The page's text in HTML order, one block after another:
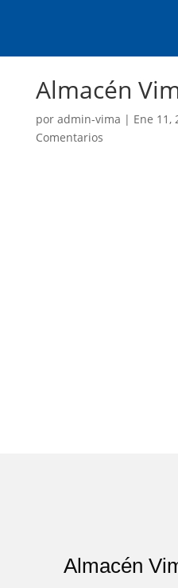
Almacén
por admin-vima | Ene 11,
Comentarios
Almacén